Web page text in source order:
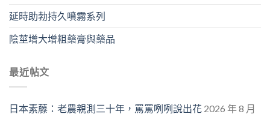
延時助勃持久噴霧系列
陰莖增大增粗藥膏與藥品
最近帖文
日本素藤：老農親測三十年，罵罵咧咧說出花 2026 年 8 月